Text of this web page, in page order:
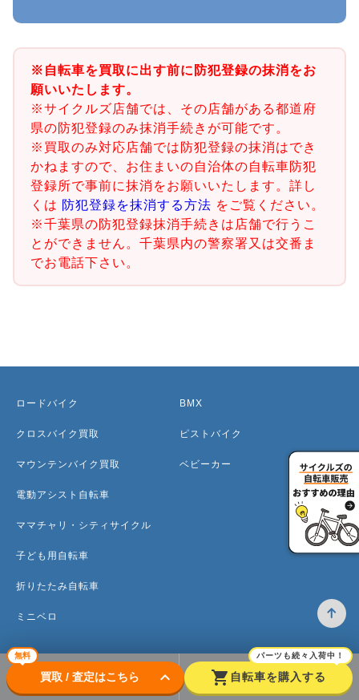
※自転車を買取に出す前に防犯登録の抹消をお
願いいたします。
※サイクルズ店舗では、その店舗がある都道府
県の防犯登録のみ抹消手続きが可能です。
※買取のみ対応店舗では防犯登録の抹消はでき
かねますので、お住まいの自治体の自転車防犯
登録所で事前に抹消をお願いいたします。詳し
くは 防犯登録を抹消する方法 をご覧ください。
※千葉県の防犯登録抹消手続きは店舗で行うこ
とができません。千葉県内の警察署又は交番ま
でお電話下さい。
無料
買取 / 査定はこちら keyboard_arrow_down shopping_cart
パーツも続々入荷中！
自転車を購入する
ロードバイク
クロスバイク買取
マウンテンバイク買取
電動アシスト自転車
ママチャリ・シティサイクル
子ども用自転車
折りたたみ自転車
ミニベロ
BMX
ピストバイク
ベビーカー
トップ 高価買取のワケ